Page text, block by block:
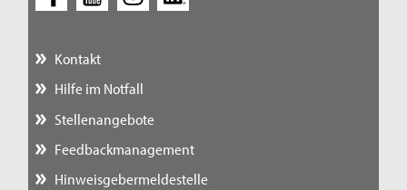
Kontakt
Hilfe im Notfall
Stellenangebote
Feedbackmanagement
Hinweisgebermeldestelle